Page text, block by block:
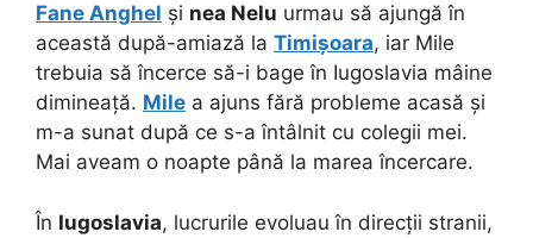
Fane Anghel și nea Nelu urmau să ajungă în
această după-amiază la Timișoara, iar Mile
trebuia să încerce să-i bage în Iugoslavia mâine
dimineață. Mile a ajuns fără probleme acasă și
m-a sunat după ce s-a întâlnit cu colegii mei.
Mai aveam o noapte până la marea încercare.
În Iugoslavia, lucrurile evoluau în direcții stranii,